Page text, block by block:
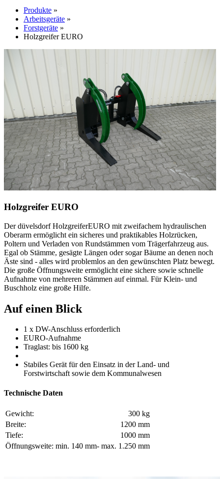
Produkte »
Arbeitsgeräte »
Forstgeräte »
Holzgreifer EURO
Holzgreifer EURO
DerdüvelsdorfHolzgreiferEURO mit zweifachem hydraulischen
Oberarm ermöglicht ein sicheres und praktikables Holzrücken,
Poltern und Verladen von Rundstämmen vom Trägerfahrzeug aus.
Egal ob Stämme, gesägte Längen oder sogar Bäume an denen noch
Äste sind - alles wird problemlos an den gewünschten Platz bewegt.
Die große Öffnungsweite ermöglicht eine sichere sowie schnelle
Aufnahme von mehreren Stämmen auf einmal. Für Klein- und
Buschholz eine große Hilfe.
Auf einen Blick
1 x DW-Anschluss erforderlich
EURO-Aufnahme
Traglast: bis 1600 kg
Stabiles Gerät für den Einsatz in der Land- und
Forstwirtschaft sowie dem Kommunalwesen
Technische Daten
Gewicht:
300 kg
Breite:
1200 mm
Tiefe:
1000 mm
Öffnungsweite: min. 140 mm- max. 1.250 mm